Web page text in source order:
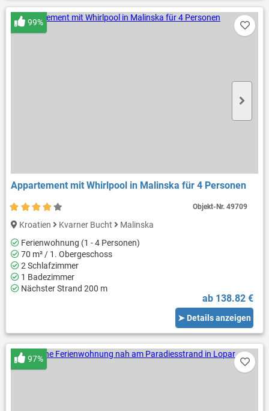
Appartement mit Whirlpool in Malinska für 4 Personen
99%
Kroatien Kvarner Bucht
Malinska
Ferienwohnung (1 - 4 Personen)
70 m² / 1. Obergeschoss
2 Schlafzimmer
1 Badezimmer
Nächster Strand 200 m
ab 138.82 €
➤ Details anzeigen
Objekt-Nr.49709
97%